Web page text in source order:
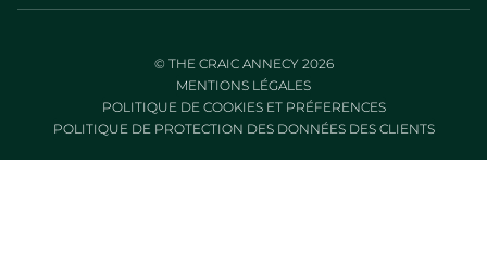
© THE CRAIC ANNECY 2026
MENTIONS LÉGALES
POLITIQUE DE COOKIES ET PRÉFERENCES
POLITIQUE DE PROTECTION DES DONNÉES DES CLIENTS